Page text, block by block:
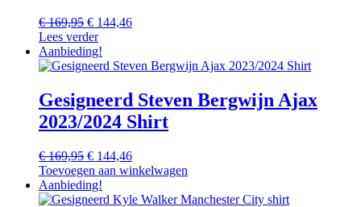
€169,95 Oorspronkelijke
prijs
was:
€ 169,95.
€ 144,46Huidige
€ 144,46.
Lees verder
Aanbieding!
Gesigneerd Steven Bergwijn Ajax
2023/2024 Shirt
€169,95 Oorspronkelijke
prijs
was:
€ 169,95.
€ 144,46Huidige
prijs
€ 144,46.
Toevoegen aan winkelwagen
Aanbieding!